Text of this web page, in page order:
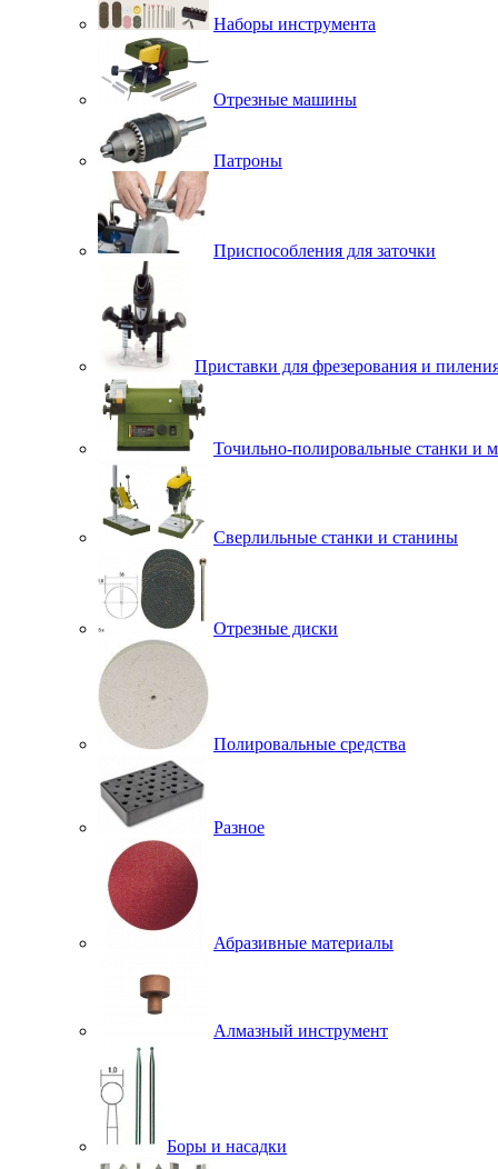
Наборы инструмента
Отрезные машины
Патроны
Приспособления для заточки
Приставки для фрезерования и
Точильно-полировальные станки и
Сверлильные станки и станины
Отрезные диски
Полировальные средства
Разное
Абразивные материалы
Алмазный инструмент
Боры и насадки